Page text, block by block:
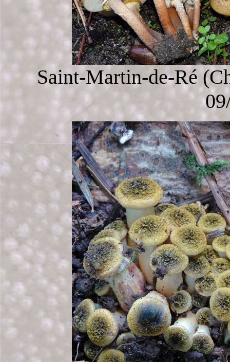
Saint-Martin-de-Ré
09